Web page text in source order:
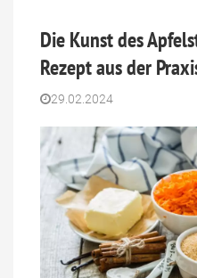
Die Kunst des
Rezept aus der
29.02.2024